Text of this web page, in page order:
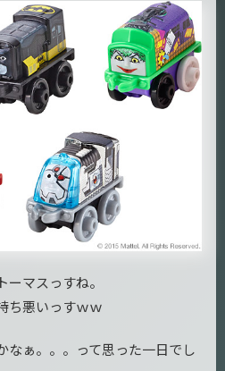
マスっすね。
ち悪いっすｗｗ
なぁ。。。って思った一日でし